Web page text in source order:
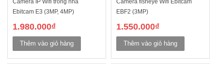
Camera IP Wifi trong nhà
Ebitcam E3 (3MP, 4MP)
1.980.000₫
Thêm vào giỏ hàng
Camera fisheye Wifi Ebitcam
EBF2 (3MP)
1.550.000₫
Thêm vào giỏ hàng